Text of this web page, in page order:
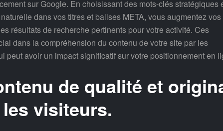
sur Google. En choisissant des mots-clés stratégiques
dans vos titres et balises META, vous augmentez vos
résultats de recherche pertinents pour votre activité. Ces
dans la compréhension du contenu de votre site par les
peut avoir un impact significatif sur votre positionnement en
de qualité et
visiteurs.